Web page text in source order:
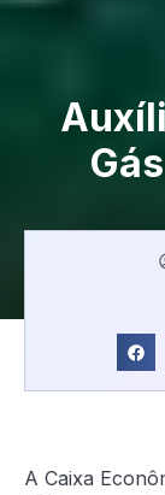
A Caixa